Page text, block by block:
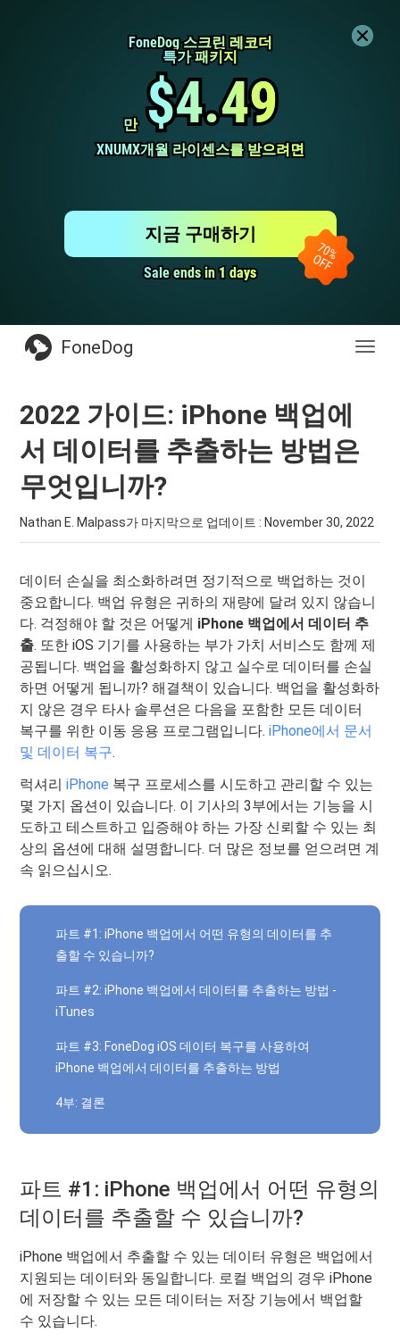
FoneDog 스크린 레코더
FoneDog 스크린 레코더
특가 패키지
특가 패키지
만
만 $4.49
$4.49
XNUMX개월 라이센스를 받으려면
XNUMX개월 라이센스를 받으려면
Sale ends in 1 days
Sale ends in 1 days
지금 구매하기
전
FoneDog
2022 가이드: iPhone 백업에
서 데이터를 추출하는 방법은
무엇입니까?
Nathan E. Malpass가 마지막으로 업데이트 : November 30, 2022
데이터 손실을 최소화하려면 정기적으로 백업하는 것이
중요합니다. 백업 유형은 귀하의 재량에 달려 있지 않습니
다. 걱정해야 할 것은 어떻게 iPhone 백업에서 데이터 추
출. 또한 iOS 기기를 사용하는 부가 가치 서비스도 함께 제
공됩니다. 백업을 활성화하지 않고 실수로 데이터를 손실
하면 어떻게 됩니까? 해결책이 있습니다. 백업을 활성화하
지 않은 경우 타사 솔루션은 다음을 포함한 모든 데이터
복구를 위한 이동 응용 프로그램입니다. iPhone에서 문서
및 데이터 복구.
럭셔리iPhone 복구 프로세스를 시도하고 관리할 수 있는
몇 가지 옵션이 있습니다. 이 기사의 3부에서는 기능을 시
도하고 테스트하고 입증해야 하는 가장 신뢰할 수 있는 최
상의 옵션에 대해 설명합니다. 더 많은 정보를 얻으려면 계
속 읽으십시오.
파트 #1: iPhone 백업에서 어떤 유형의 데이터를 추
출할 수 있습니까?
파트 #2: iPhone 백업에서 데이터를 추출하는 방법 -
iTunes
파트 #3: FoneDog iOS 데이터 복구를 사용하여
iPhone 백업에서 데이터를 추출하는 방법
4부: 결론
파트 #1: iPhone 백업에서 어떤 유형의
데이터를 추출할 수 있습니까?
iPhone 백업에서 추출할 수 있는 데이터 유형은 백업에서
지원되는 데이터와 동일합니다. 로컬 백업의 경우 iPhone
에 저장할 수 있는 모든 데이터는 저장 기능에서 백업할
수 있습니다.